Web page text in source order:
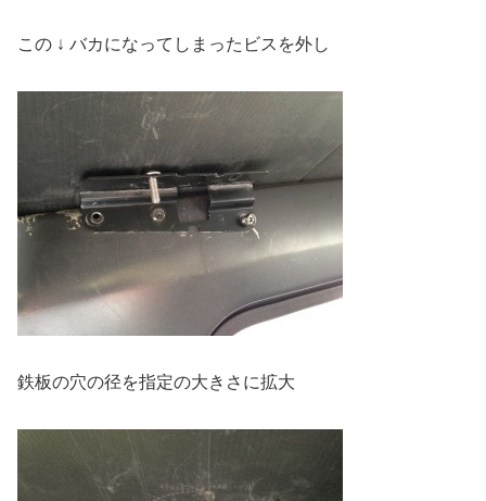
この ↓ バカになってしまったビスを外し
鉄板の穴の径を指定の大きさに拡大